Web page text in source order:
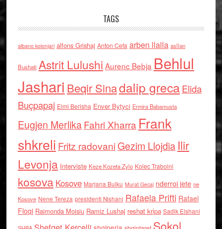
TAGS
albano kolonjari alfons Grishaj Anton Cefa arben llalla asllan
Bushati Astrit Lulushi Aurenc Bebja Behlul
Jashari Beqir Sinadalip grecaElida
Buçpapaj Elmi Berisha Enver Bytyci Ermira Babamusta
Eugjen MerlikaFahri Xharra Frank
shkreli Fritz radovaniGezim Llojdia Ilir
Levonja Interviste Keze Kozeta Zylo Kolec Traboini
kosova Kosove Marjana Bulku Murat Gecaj nderroi jete ne
Kosove Nene Tereza presidenti Nishani Rafaela Prifti Rafael
Floqi Raimonda Moisiu Ramiz Lushaj reshat kripa Sadik Elshani
Sokol